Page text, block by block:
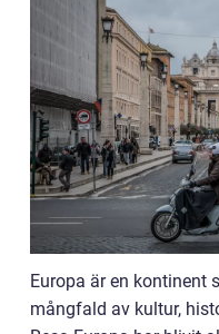
Europa är en kontinent
mångfald av kultur,